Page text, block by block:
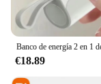
€18.89